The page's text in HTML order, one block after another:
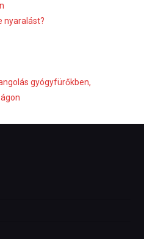
nyaralást?
gyógyfürőkben,